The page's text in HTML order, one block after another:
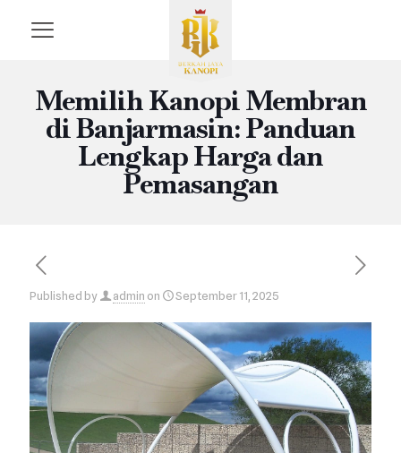
Memilih Kanopi Membran
di Banjarmasin: Panduan
Lengkap Harga dan
Pemasangan
Published by admin on September 11, 2025